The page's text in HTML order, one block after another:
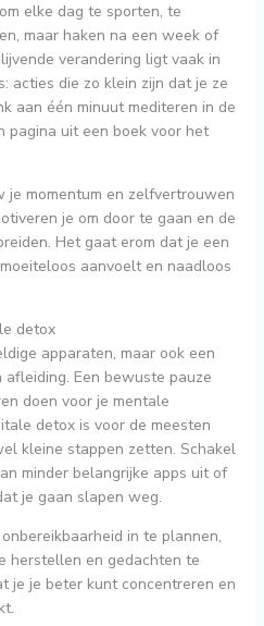
elke dag te sporten, te
maar haken na een week of
verandering ligt vaak in
acties die zo klein zijn dat je ze
aan één minuut mediteren in de
pagina uit een boek voor het
je momentum en zelfvertrouwen
je om door te gaan en de
Het gaat erom dat je een
aanvoelt en naadloos
detox
apparaten, maar ook een
Een bewuste pauze
doen voor je mentale
detox is voor de meesten
kleine stappen zetten. Schakel
minder belangrijke apps uit of
je gaan slapen weg.
in te plannen,
herstellen en gedachten te
je je beter kunt concentreren en